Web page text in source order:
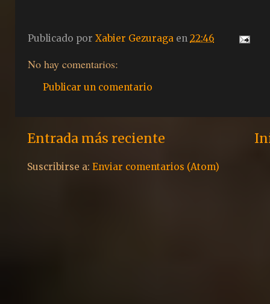
Publicado por Xabier Gezuraga en 22:46
No hay comentarios:
Publicar un comentario
Entrada más reciente
Suscribirse a: Enviar comentarios (Atom)